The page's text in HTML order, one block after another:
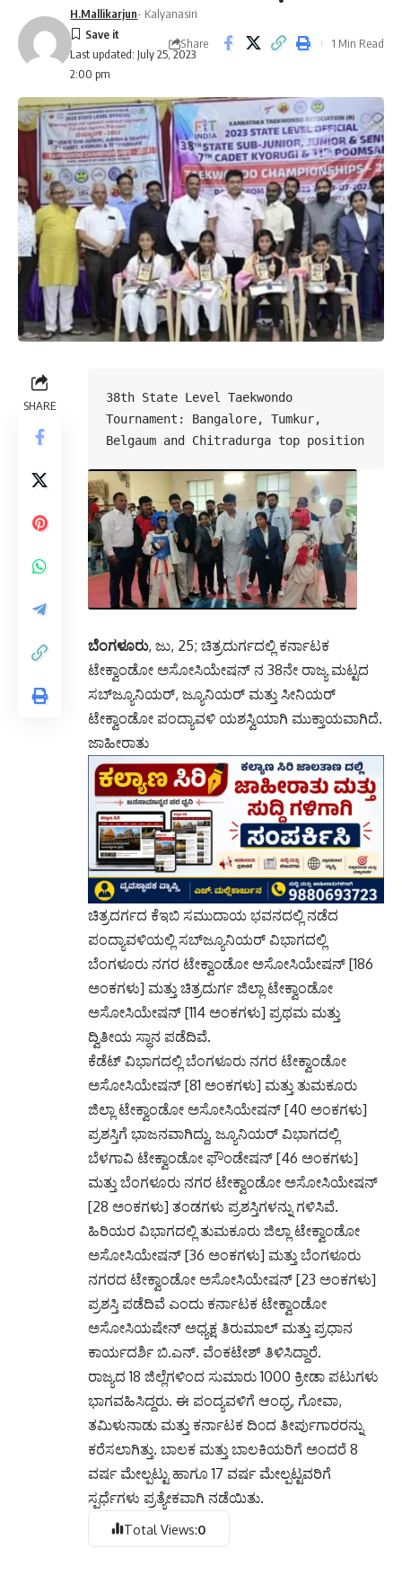
Last updated: July 25, 2023
2:00 pm
H.Mallikarjun- Kalyanasiri
Share 1 Min Read
SHARE
38th State Level Taekwondo
Tournament: Bangalore, Tumkur,
Belgaum and Chitradurga top position
ಬೆಂಗಳೂರು, ಜು, 25; ಚಿತ್ರದುರ್ಗದಲ್ಲಿ ಕರ್ನಾಟಕ
ಟೇಕ್ವಾಂಡೋ ಅಸೋಸಿಯೇಷನ್ ನ 38ನೇ ರಾಜ್ಯ ಮಟ್ಟದ
ಸಬ್‌ಜ್ಯೂನಿಯರ್, ಜ್ಯೂನಿಯರ್ ಮತ್ತು ಸೀನಿಯರ್
ಟೇಕ್ವಾಂಡೋ ಪಂದ್ಯಾವಳಿ ಯಶಸ್ವಿಯಾಗಿ ಮುಕ್ತಾಯವಾಗಿದೆ.
ಜಾಹೀರಾತು
ಚಿತ್ರದರ್ಗದ ಕೆಇಬಿ ಸಮುದಾಯ ಭವನದಲ್ಲಿ ನಡೆದ
ಪಂದ್ಯಾವಳಿಯಲ್ಲಿ ಸಬ್‌ಜ್ಯೂನಿಯರ್ ವಿಭಾಗದಲ್ಲಿ
ಬೆಂಗಳೂರು ನಗರ ಟೇಕ್ವಾಂಡೋ ಅಸೋಸಿಯೇಷನ್ [186
ಅಂಕಗಳು] ಮತ್ತು ಚಿತ್ರದುರ್ಗ ಜಿಲ್ಲಾ ಟೇಕ್ವಾಂಡೋ
ಅಸೋಸಿಯೇಷನ್ [114 ಅಂಕಗಳು] ಪ್ರಥಮ ಮತ್ತು
ದ್ವಿತೀಯ ಸ್ಥಾನ ಪಡೆದಿವೆ.
ಕೆಡೆಟ್ ವಿಭಾಗದಲ್ಲಿ ಬೆಂಗಳೂರು ನಗರ ಟೇಕ್ವಾಂಡೋ
ಅಸೋಸಿಯೇಷನ್ [81 ಅಂಕಗಳು] ಮತ್ತು ತುಮಕೂರು
ಜಿಲ್ಲಾ ಟೇಕ್ವಾಂಡೋ ಅಸೋಸಿಯೇಷನ್ [40 ಅಂಕಗಳು]
ಪ್ರಶಸ್ತಿಗೆ ಭಾಜನವಾಗಿದ್ದು, ಜ್ಯೂನಿಯರ್ ವಿಭಾಗದಲ್ಲಿ
ಬೆಳಗಾವಿ ಟೇಕ್ವಾಂಡೋ ಫೌಂಡೇಷನ್ [46 ಅಂಕಗಳು]
ಮತ್ತು ಬೆಂಗಳೂರು ನಗರ ಟೇಕ್ವಾಂಡೋ ಅಸೋಸಿಯೇಷನ್
[28 ಅಂಕಗಳು] ತಂಡಗಳು ಪ್ರಶಸ್ತಿಗಳನ್ನು ಗಳಿಸಿವೆ.
ಹಿರಿಯರ ವಿಭಾಗದಲ್ಲಿ ತುಮಕೂರು ಜಿಲ್ಲಾ ಟೇಕ್ವಾಂಡೋ
ಅಸೋಸಿಯೇಷನ್ [36 ಅಂಕಗಳು] ಮತ್ತು ಬೆಂಗಳೂರು
ನಗರದ ಟೇಕ್ವಾಂಡೋ ಅಸೋಸಿಯೇಷನ್ [23 ಅಂಕಗಳು]
ಪ್ರಶಸ್ತಿ ಪಡೆದಿವೆ ಎಂದು ಕರ್ನಾಟಕ ಟೇಕ್ವಾಂಡೋ
ಅಸೋಸಿಯಷೇನ್ ಅಧ್ಯಕ್ಷ ತಿರುಮಾಲ್ ಮತ್ತು ಪ್ರಧಾನ
ಕಾರ್ಯದರ್ಶಿ ಬಿ.ಎನ್. ವೆಂಕಟೇಶ್ ತಿಳಿಸಿದ್ದಾರೆ.
ರಾಜ್ಯದ 18 ಜಿಲ್ಲೆಗಳಿಂದ ಸುಮಾರು 1000 ಕ್ರೀಡಾ ಪಟುಗಳು
ಭಾಗವಹಿಸಿದ್ದರು. ಈ ಪಂದ್ಯವಳಿಗೆ ಆಂಧ್ರ, ಗೋವಾ,
ತಮಿಳುನಾಡು ಮತ್ತು ಕರ್ನಾಟಕ ದಿ೦ದ ತೀರ್ಪುಗಾರರನ್ನು
ಕರೆಸಲಾಗಿತ್ತು. ಬಾಲಕ ಮತ್ತು ಬಾಲಕಿಯರಿಗೆ ಅಂದರೆ 8
ವರ್ಷ ಮೇಲ್ಪಟ್ಟು ಹಾಗೂ 17 ವರ್ಷ ಮೇಲ್ಪಟ್ಟವರಿಗೆ
ಸ್ಪರ್ಧೆಗಳು ಪ್ರತ್ಯೇಕವಾಗಿ ನಡೆಯಿತು.
Total Views:0